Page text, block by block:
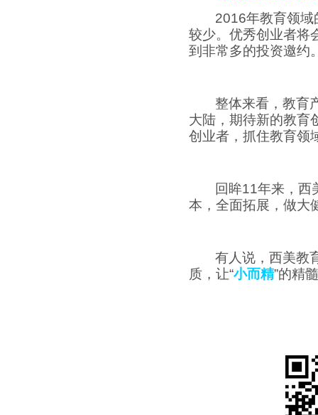
2016年教育领域
较少。优秀创业者将
到非常多的投资邀约
整体来看，教育
大陆，期待新的教育
创业者，抓住教育领
回眸11年来，西
本，全面拓展，做大
有人说，西美教
质，让“小而精”的精